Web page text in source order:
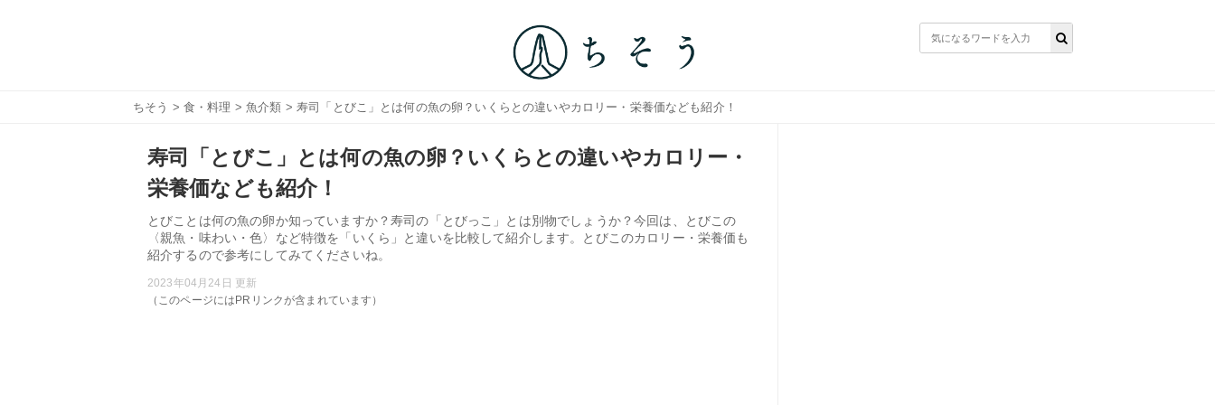
ちそう > 食・料理 >魚介類 > 寿司「とびこ」とは何の魚の卵？いくらとの違いやカロリー・栄養価なども紹介！
寿司「とびこ」とは何の魚の卵？いくらとの違いやカロリー・
栄養価なども紹介！
とびことは何の魚の卵か知っていますか？寿司の「とびっこ」とは別物でしょうか？今回は、とびこの
〈親魚・味わい・色〉など特徴を「いくら」と違いを比較して紹介します。とびこのカロリー・栄養価も
紹介するので参考にしてみてくださいね。
2023年04月24日 更新
（このページにはPRリンクが含まれています）